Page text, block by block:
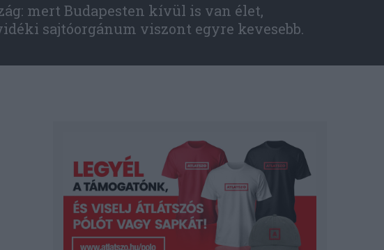
mert Budapesten kívül is van élet,
sajtóorgánum viszont egyre kevesebb.